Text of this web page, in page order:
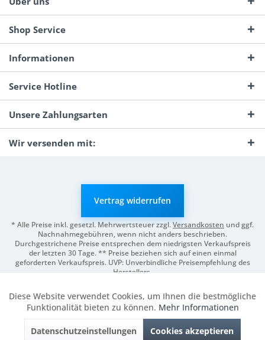
Shop Service
Informationen
Service Hotline
Unsere Zahlungsarten
Wir versenden mit:
Vertrag widerrufen
* Alle Preise inkl. gesetzl. Mehrwertsteuer zzgl.Versandkosten und ggf.
Nachnahmegebühren, wenn nicht anders beschrieben.
Durchgestrichene Preise entsprechen dem niedrigsten Verkaufspreis
der letzten 30 Tage. ** Preise beziehen sich auf einen einmal
geforderten Verkaufspreis. UVP: Unverbindliche Preisempfehlung des
Herstellers.
Funktionale Aktiv
Marketing Inaktiv
Diese Website verwendet Cookies, um Ihnen die bestmögliche
Funktionalität bieten zu können. Mehr Informationen
Datenschutzeinstellungen Cookies akzeptieren